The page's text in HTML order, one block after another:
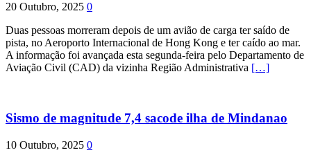
20 Outubro, 2025 0
Duas pessoas morreram depois de um avião de carga ter saído de
pista, no Aeroporto Internacional de Hong Kong e ter caído ao mar.
A informação foi avançada esta segunda-feira pelo Departamento de
Aviação Civil (CAD) da vizinha Região Administrativa […]
Sismo de magnitude 7,4 sacode ilha de Mindanao
10 Outubro, 2025 0